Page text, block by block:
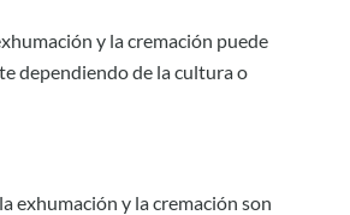
y la cremación puede
dependiendo de la cultura o
exhumación y la cremación son